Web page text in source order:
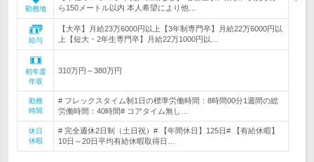
勤務地
ら150メートル以内 本人希望により他…
給与
【大卒】月給23万6000円以上【3年制専門卒】月給22万6000円以
上【短大・2年生専門卒】月給22万1000円以…
初年度
年収
310万円～380万円
勤務
時間
# フレックスタイム制1日の標準労働時間：8時間00分1週間の総
労働時間：40時間# コアタイム無し…
休日
休暇
# 完全週休2日制（土日祝）# 【年間休日】125日# 【有給休暇】
10日～20日平均有給休暇取得日…